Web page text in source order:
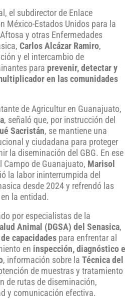
el subdirector de Enlace
México-Estados Unidos para la
y otras Enfermedades
Carlos Alcázar Ramiro,
y el intercambio de
para prevenir, detectar y
en las comunidades
de Agricultur en Guanajuato,
, señaló que, por instrucción del
Sacristán, se mantiene una
y ciudadana para proteger
la diseminación del GBG. En ese
Campo de Guanajuato, Marisol
la labor ininterrumpida del
desde 2024 y refrendó las
la entidad.
por especialistas de la
Animal (DGSA) del Senasica,
capacidades para enfrentar al
en inspección, diagnóstico e
, información sobre la Técnica del
de muestras y tratamiento
de rutas de diseminación,
y comunicación efectiva.